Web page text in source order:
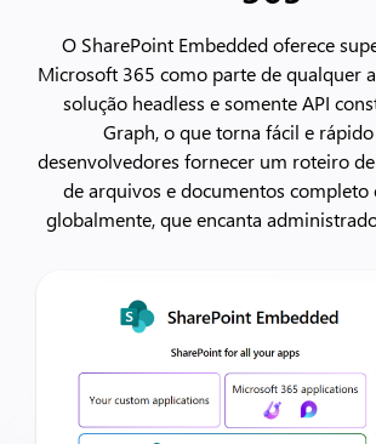
O SharePoint Embedded oferece
Microsoft 365 como parte de qualquer
solução headless e somente API
Graph, o que torna fácil e
desenvolvedores fornecer um roteiro
de arquivos e documentos completo
globalmente, que encanta